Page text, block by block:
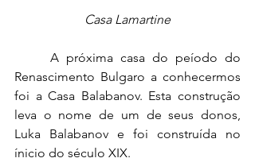
Casa Lamartine
	A próxima
casa do peíodo do
Renascimento Bulgaro a conhecermos
foi a Casa Balabanov. Esta construção
leva o nome de um de seus donos,
Luka Balabanov e foi construída no
ínicio do século XIX.